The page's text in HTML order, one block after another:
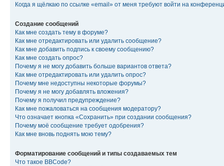
Когда я щёлкаю по ссылке «email» от меня требуют войти на
Создание сообщений
Как мне создать тему в форуме?
Как мне отредактировать или удалить сообщение?
Как мне добавить подпись к своему сообщению?
Как мне создать опрос?
Почему я не могу добавить больше вариантов ответа?
Как мне отредактировать или удалить опрос?
Почему мне недоступны некоторые форумы?
Почему я не могу добавлять вложения?
Почему я получил предупреждение?
Как мне пожаловаться на сообщения модератору?
Что означает кнопка «Сохранить» при создании сообщения?
Почему моё сообщение требует одобрения?
Как мне вновь поднять мою тему?
Форматирование сообщений и типы создаваемых тем
Что такое BBCode?